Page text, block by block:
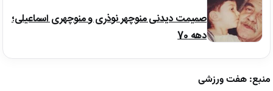
صمیمت دیدنی منوچهر نوذری و منوچهری اسماعیلی؛
دهه 70
منبع: هفت ورزشی